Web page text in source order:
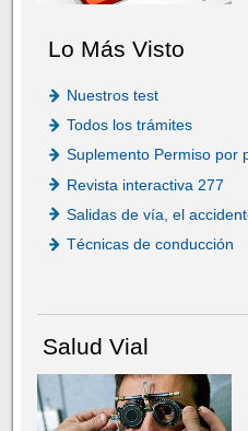
Lo Más Visto
Nuestros test
Todos los trámites
Suplemento Permiso por
Revista interactiva 277
Salidas de vía, el
Técnicas de conducción
Salud Vial